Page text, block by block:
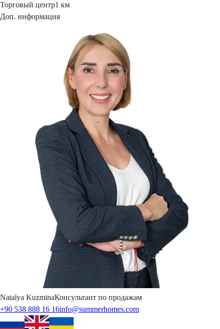
Торговый центр1 км
Доп. информация
Natalya KuzminaКонсультант по продажам
+90 538 888 16 16info@summerhomes.com